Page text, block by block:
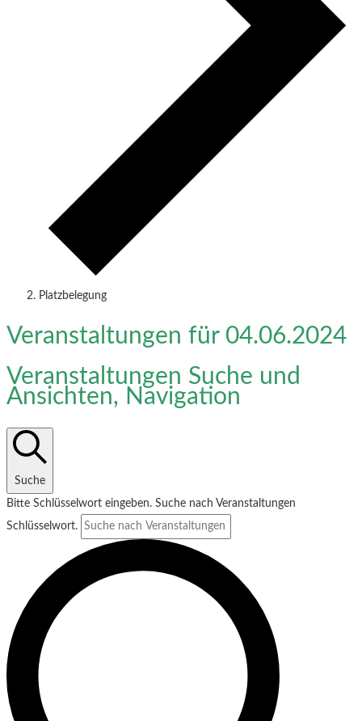
Platzbelegung
Veranstaltungen für 04.06.2024
Veranstaltungen Suche und
Ansichten, Navigation
Suche
Bitte Schlüsselwort eingeben. Suche nach Veranstaltungen
Schlüsselwort.